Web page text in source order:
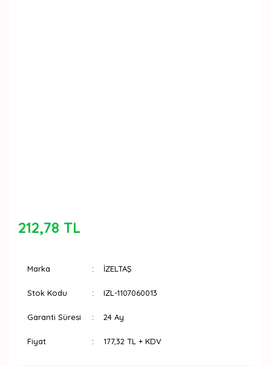
212,78 TL
Marka İZELTAŞ
Stok Kodu IZL-1107060013
Garanti Süresi 24 Ay
Fiyat 177,32 TL + KDV